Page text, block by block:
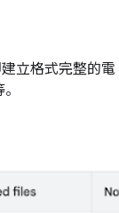
立格式完整的電